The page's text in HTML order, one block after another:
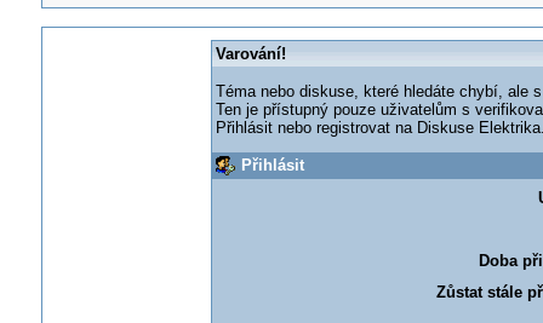
Varování!
Téma nebo diskuse, které hledáte chybí, ale
Ten je přístupný pouze uživatelům s
Přihlásit nebo registrovat na Diskuse
Přihlásit
Doba
Zůstat stále